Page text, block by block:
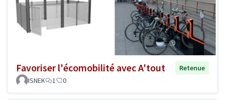
Favoriser l'écomobilité avec A'tout
Retenue
ISNEK
1 0